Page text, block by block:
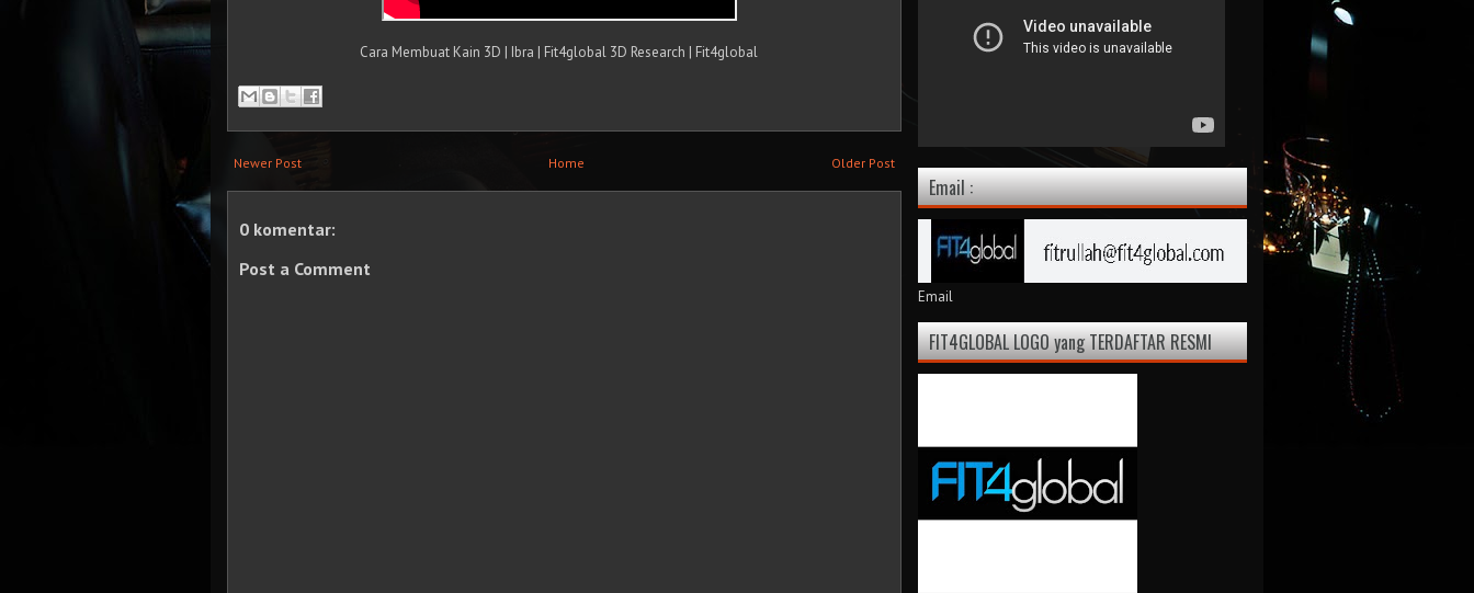
Cara Membuat Kain 3D | Ibra | Fit4global 3D Research | Fit4global
Newer Post Older Post
Home
0 komentar:
Post a Comment
Email :
Email
FIT4GLOBAL LOGO yang TERDAFTAR RESMI